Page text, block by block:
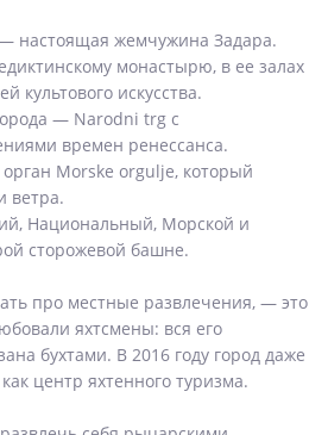
настоящая жемчужина Задара.
монастырю, в ее залах
культового искусства.
— Narodni trg с
времен ренессанса.
Morske orgulje, который
ветра.
Национальный, Морской и
сторожевой башне.
про местные развлечения, — это
яхтсмены: вся его
бухтами. В 2016 году город даже
центр яхтенного туризма.